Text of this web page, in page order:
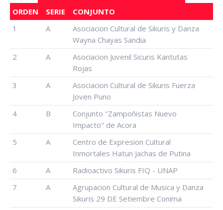
ORDEN SERIE
CONJUNTO
1
A
Asociacion Cultural de Sikuris y Danza
Wayna Chayas Sandia
2
A
Asociacion Juvenil Sicuris Kantutas
Rojas
3
A
Asociacion Cultural de Sikuris Fuerza
Joven Puno
4
B
Conjunto "Zampoñistas Nuevo
Impacto" de Acora
5
A
Centro de Expresion Cultural
Inmortales Hatun Jachas de Putina
6
A
Radioactivo Sikuris FIQ - UNAP
7
A
Agrupacion Cultural de Musica y Danza
Sikuris 29 DE Setiembre Conima